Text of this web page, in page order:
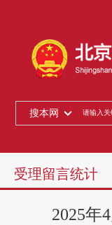
搜本网
受理留言统计
2025年